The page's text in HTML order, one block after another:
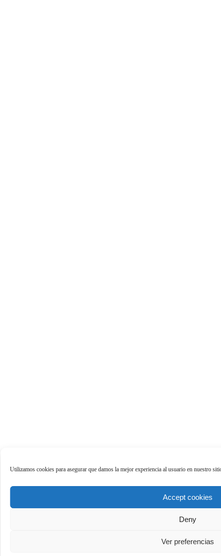
Utilizamos cookies para asegurar que damos la mejor experiencia al usuario en nuestro
Accept cookies
Deny
Ver preferencias